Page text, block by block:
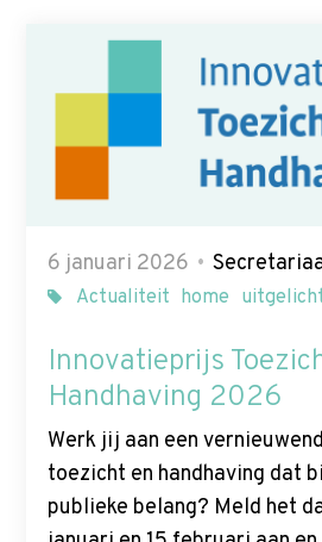
6 januari 2026
Actualiteit home
Innovatieprijs
Handhaving 2026
Werk jij aan een
toezicht en handhaving dat
publieke belang? Meld het